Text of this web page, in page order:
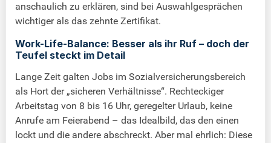
anschaulich zu erklären, sind bei Auswahlgesprächen
wichtiger als das zehnte Zertifikat.
Work-Life-Balance: Besser als ihr Ruf – doch der
Teufel steckt im Detail
Lange Zeit galten Jobs im Sozialversicherungsbereich
als Hort der „sicheren Verhältnisse“. Rechteckiger
Arbeitstag von 8 bis 16 Uhr, geregelter Urlaub, keine
Anrufe am Feierabend – das Idealbild, das den einen
lockt und die andere abschreckt. Aber mal ehrlich: Diese